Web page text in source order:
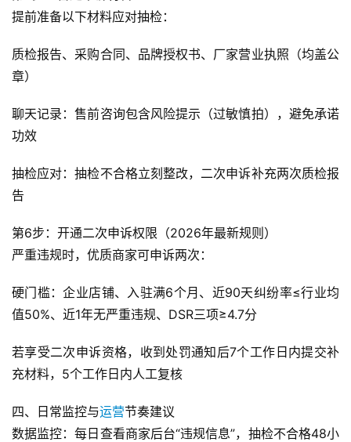
网
运
营
跨
境
商
媒
体
社
区
登录 注册
提前准备以下材料应对抽检：
质检报告、采购合同、品牌授权书、厂家营业执照（均盖公
章）
聊天记录：售前咨询包含风险提示（过敏慎拍），避免承诺
功效
抽检应对：抽检不合格立刻整改，二次申诉补充两次质检报
告
第6步：开通二次申诉权限（2026年最新规则）
严重违规时，优质商家可申诉两次：
硬门槛：企业店铺、入驻满6个月、近90天纠纷率≤行业均
值50%、近1年无严重违规、DSR三项≥4.7分
若享受二次申诉资格，收到处罚通知后7个工作日内提交补
充材料，5个工作日内人工复核
四、日常监控与运营节奏建议
数据监控：每日查看商家后台“违规信息”，抽检不合格48小